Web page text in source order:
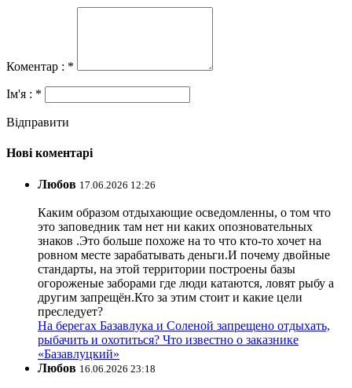
Коментар : *
Ім'я : *
Відправити
Нові коментарі
Любов 17.06.2026 12:26
Каким образом отдыхающие осведомленны, о том что
это заповедник там нет ни каких опозновательных
знаков .Это больше похоже на то что кто-то хочет на
ровном месте зарабатывать деньги.И почему двойные
стандарты, на этой территории построены базы
огороженые заборами где люди катаются, ловят рыбу а
другим запрещён.Кто за этим стоит и какие цели
преследует?
На берегах Базавлука и Соленой запрещено отдыхать,
рыбачить и охотиться? Что известно о заказнике
«Базавлуцкий»
Любов 16.06.2026 23:18